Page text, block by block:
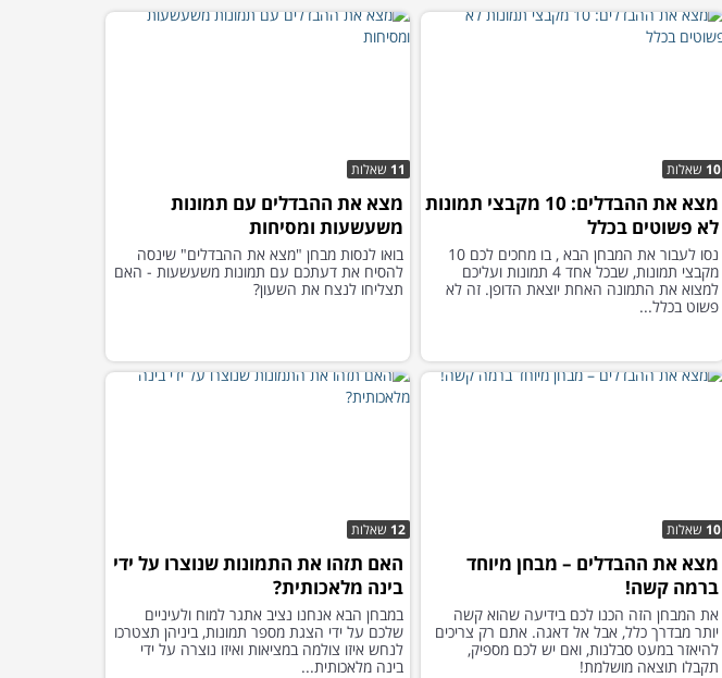
10 שאלות
מצא את ההבדלים: 10 מקבצי תמונות
לא פשוטים בכלל
נסו לעבור את המבחן הבא , בו מחכים לכם 10
מקבצי תמונות, שבכל אחד 4 תמונות ועליכם
למצוא את התמונה האחת יוצאת הדופן. זה לא
פשוט בכלל...
11 שאלות
מצא את ההבדלים עם תמונות
משעשעות ומסיחות
בואו לנסות מבחן "מצא את ההבדלים" שינסה
להסיח את דעתכם עם תמונות משעשעות - האם
תצליחו לנצח את השעון?
10 שאלות
מצא את ההבדלים – מבחן מיוחד
ברמה קשה!
את המבחן הזה הכנו לכם בידיעה שהוא קשה
יותר מבדרך כלל, אבל אל דאגה. אתם רק צריכים
להיאזר במעט סבלנות, ואם יש לכם מספיק,
תקבלו תוצאה מושלמת!
12 שאלות
האם תזהו את התמונות שנוצרו על ידי
בינה מלאכותית?
במבחן הבא אנחנו נציב אתגר למוח ולעיניים
שלכם על ידי הצגת מספר תמונות, ביניהן תצטרכו
לנחש איזו צולמה במציאות ואיזו נוצרה על ידי
בינה מלאכותית...